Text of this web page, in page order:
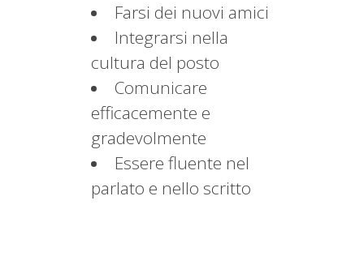
Farsi dei nuovi amici
Integrarsi nella
cultura del posto
Comunicare
efficacemente e
gradevolmente
Essere fluente nel
parlato e nello scritto